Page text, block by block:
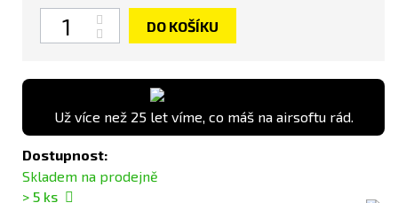
Počet
DO KOŠÍKU
Už více než 25 let víme, co máš na airsoftu rád.
Dostupnost:
Skladem na prodejně
> 5 ks